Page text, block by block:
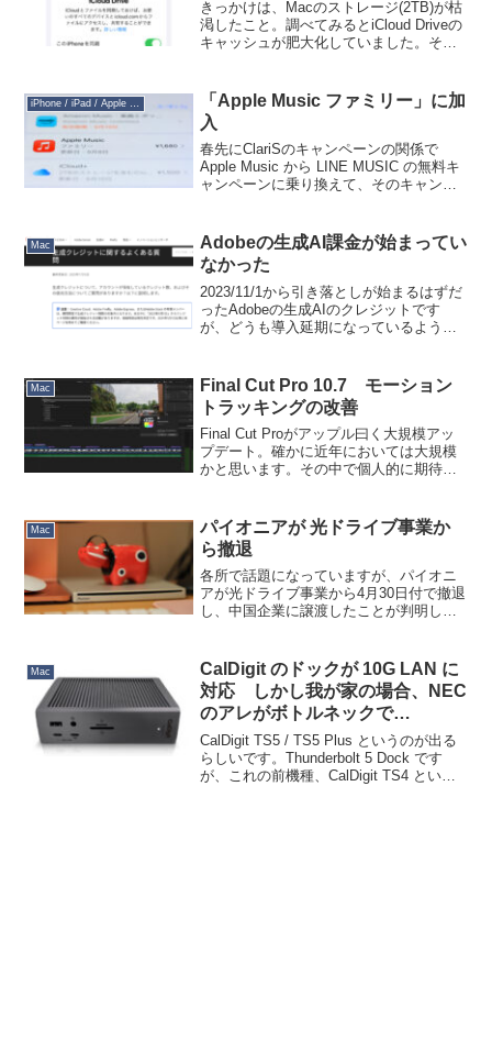
きっかけは、Macのストレージ(2TB)が枯
渇したこと。調べてみるとiCloud Driveの
キャッシュが肥大化していました。そこ
いま...
iPhone / iPad / Apple Watch
「Apple Music ファミリー」に加
入
春先にClariSのキャンペーンの関係で
Apple Music から LINE MUSIC の無料キ
ャンペーンに乗り換えて、そのキャンペ
でそちらに乗り換...
Mac
Adobeの生成AI課金が始まってい
なかった
2023/11/1から引き落としが始まるはずだ
ったAdobeの生成AIのクレジットです
が、どうも導入延期になっているようで
「生成塗りつぶし」は使用できていま
す。これ、...
Mac
Final Cut Pro 10.7 モーション
トラッキングの改善
Final Cut Proがアップル曰く大規模アッ
プデート。確かに近年においては大規模
かと思います。その中で個人的に期待し
善。早速試してみました。前のバージョ
ン（...
Mac
パイオニアが 光ドライブ事業か
ら撤退
各所で話題になっていますが、パイオニ
アが光ドライブ事業から4月30日付で撤退
し、中国企業に譲渡したことが判明しま
Read 技術による CD 読み取り性能...
Mac
CalDigit のドックが 10G LAN に
対応 しかし我が家の場合、NEC
のアレがボトルネックで…
CalDigit TS5 / TS5 Plus というのが出る
らしいです。Thunderbolt 5 Dock です
が、これの前機種、CalDigit TS4 という